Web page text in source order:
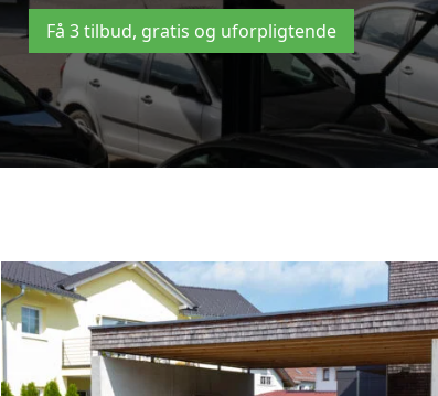
Få 3 tilbud, gratis og uforpligtende